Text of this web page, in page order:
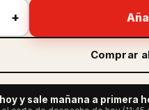
+
Comprar
y sale mañana a primera